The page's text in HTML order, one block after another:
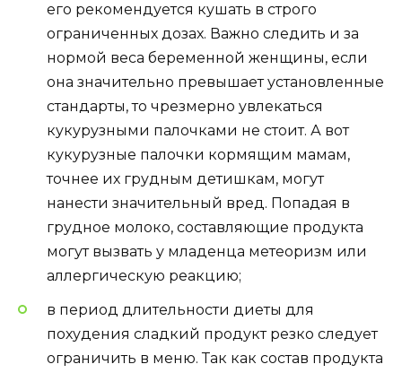
его рекомендуется кушать в строго
ограниченных дозах. Важно следить и за
нормой веса беременной женщины, если
она значительно превышает установленные
стандарты, то чрезмерно увлекаться
кукурузными палочками не стоит. А вот
кукурузные палочки кормящим мамам,
точнее их грудным детишкам, могут
нанести значительный вред. Попадая в
грудное молоко, составляющие продукта
могут вызвать у младенца метеоризм или
аллергическую реакцию;
в период длительности диеты для
похудения сладкий продукт резко следует
ограничить в меню. Так как состав продукта